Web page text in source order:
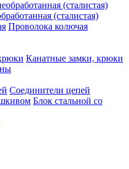
(сталистая)
Проволока колючая
Канатные замки, крюки
Соединители цепей
Блок стальной со